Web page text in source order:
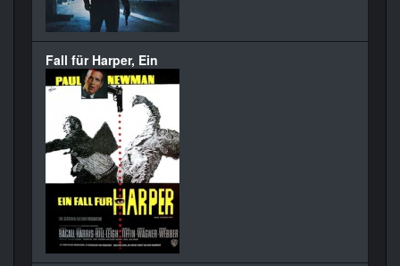
Fall für Harper, Ein